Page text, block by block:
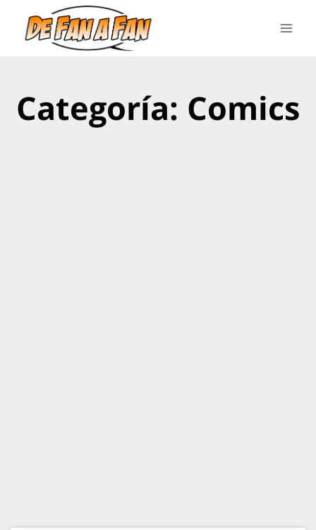
Categoría: Comics